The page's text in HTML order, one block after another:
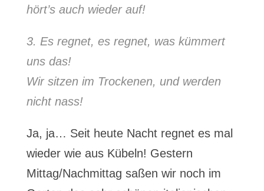
hört’s auch wieder auf!
3. Es regnet, es regnet, was kümmert
uns das!
Wir sitzen im Trockenen, und werden
nicht nass!
Ja, ja… Seit heute Nacht regnet es mal
wieder wie aus Kübeln! Gestern
Mittag/Nachmittag saßen wir noch im